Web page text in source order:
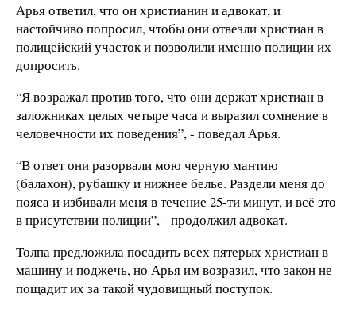
Арья ответил, что он христианин и адвокат, и
настойчиво попросил, чтобы они отвезли христиан в
полицейский участок и позволили именно полиции их
допросить.
“Я возражал против того, что они держат христиан в
заложниках целых четыре часа и выразил сомнение в
человечности их поведения”, - поведал Арья.
“В ответ они разорвали мою черную мантию
(балахон), рубашку и нижнее белье. Раздели меня до
пояса и избивали меня в течение 25-ти минут, и всё это
в присутствии полиции”, - продолжил адвокат.
Толпа предложила посадить всех пятерых христиан в
машину и поджечь, но Арья им возразил, что закон не
пощадит их за такой чудовищный поступок.